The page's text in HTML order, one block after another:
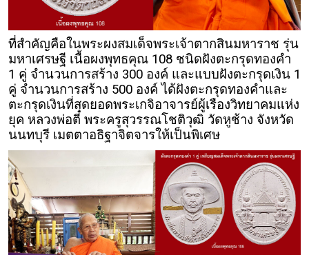
ที่สำคัญคือในพระผงสมเด็จพระเจ้าตากสินมหาราช รุ่น
มหาเศรษฐี เนื้อผงพุทธคุณ 108 ชนิดฝังตะกรุดทองคำ
1 คู่ จำนวนการสร้าง 300 องค์ และแบบฝังตะกรุดเงิน 1
คู่ จำนวนการสร้าง 500 องค์ ได้ฝังตะกรุดทองคำและ
ตะกรุดเงินที่สุดยอดพระเกจิอาจารย์ผู้เรืองวิทยาคมแห่ง
ยุค หลวงพ่อตี๋ พระครูสุวรรณโชติวุฒิ วัดหูช้าง จังหวัด
นนทบุรี เมตตาอธิฐาจิตจารให้เป็นพิเศษ